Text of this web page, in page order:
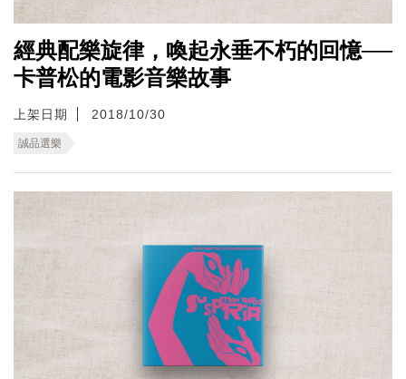
經典配樂旋律，喚起永垂不朽的回憶──
卡普松的電影音樂故事
上架日期 2018/10/30
誠品選樂